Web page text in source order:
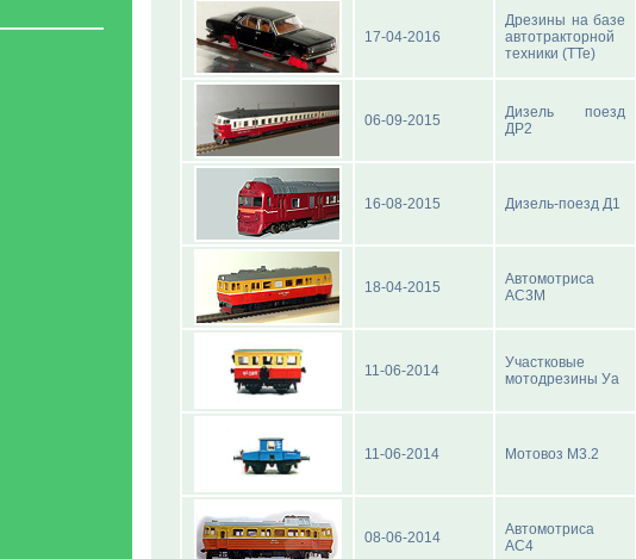
17-04-2016
Дрезины на базе
автотракторной
техники (ТТе)
06-09-2015
Дизель поезд
ДР2
16-08-2015 Дизель-поезд Д1
18-04-2015
Автомотриса
АС3М
11-06-2014
Участковые
мотодрезины Уа
11-06-2014 Мотовоз М3.2
08-06-2014
Автомотриса
АС4